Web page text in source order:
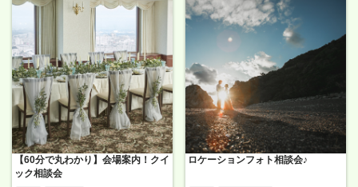
【60分で丸わかり】会場案内！クイ
ック相談会
ロケーションフォト相談会♪